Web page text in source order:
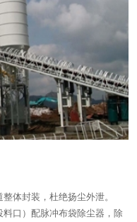
体封装，杜绝扬尘外泄。
口）配脉冲布袋除尘器，除